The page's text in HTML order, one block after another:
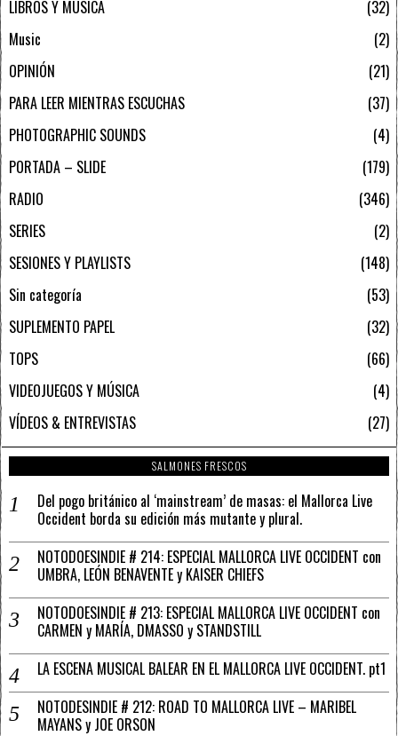
LIBROS Y MÚSICA
32
Music
2
OPINIÓN
21
PARA LEER MIENTRAS ESCUCHAS
37
PHOTOGRAPHIC SOUNDS
4
PORTADA – SLIDE
179
RADIO
346
SERIES
2
SESIONES Y PLAYLISTS
148
Sin categoría
53
SUPLEMENTO PAPEL
32
TOPS
66
VIDEOJUEGOS Y MÚSICA
4
VÍDEOS & ENTREVISTAS
27
SALMONES FRESCOS
Del pogo británico al ‘mainstream’ de masas: el Mallorca Live
Occident borda su edición más mutante y plural.
NOTODOESINDIE # 214: ESPECIAL MALLORCA LIVE OCCIDENT con
UMBRA, LEÓN BENAVENTE y KAISER CHIEFS
NOTODOESINDIE # 213: ESPECIAL MALLORCA LIVE OCCIDENT con
CARMEN y MARÍA, DMASSO y STANDSTILL
LA ESCENA MUSICAL BALEAR EN EL MALLORCA LIVE OCCIDENT. pt1
NOTODESINDIE # 212: ROAD TO MALLORCA LIVE – MARIBEL
MAYANS y JOE ORSON